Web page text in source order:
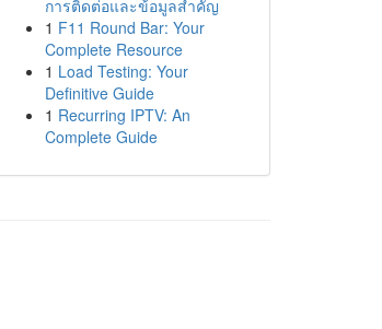
การติดต่อและข้อมูลสำคัญ
1 F11 Round Bar: Your
Complete Resource
1 Load Testing: Your
Definitive Guide
1 Recurring IPTV: An
Complete Guide